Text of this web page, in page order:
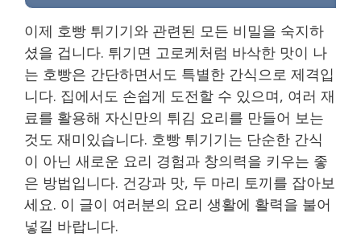
이제 호빵 튀기기와 관련된 모든 비밀을 숙지하
셨을 겁니다. 튀기면 고로케처럼 바삭한 맛이 나
는 호빵은 간단하면서도 특별한 간식으로 제격입
니다. 집에서도 손쉽게 도전할 수 있으며, 여러 재
료를 활용해 자신만의 튀김 요리를 만들어 보는
것도 재미있습니다. 호빵 튀기기는 단순한 간식
이 아닌 새로운 요리 경험과 창의력을 키우는 좋
은 방법입니다. 건강과 맛, 두 마리 토끼를 잡아보
세요. 이 글이 여러분의 요리 생활에 활력을 불어
넣길 바랍니다.